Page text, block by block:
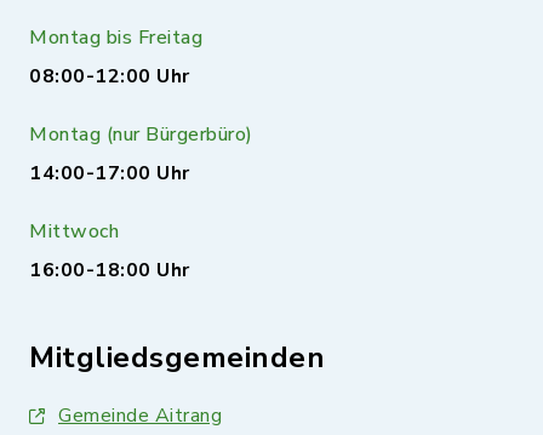
Montag bis Freitag
08:00-12:00 Uhr
Montag (nur Bürgerbüro)
14:00-17:00 Uhr
Mittwoch
16:00-18:00 Uhr
Mitgliedsgemeinden
Gemeinde Aitrang